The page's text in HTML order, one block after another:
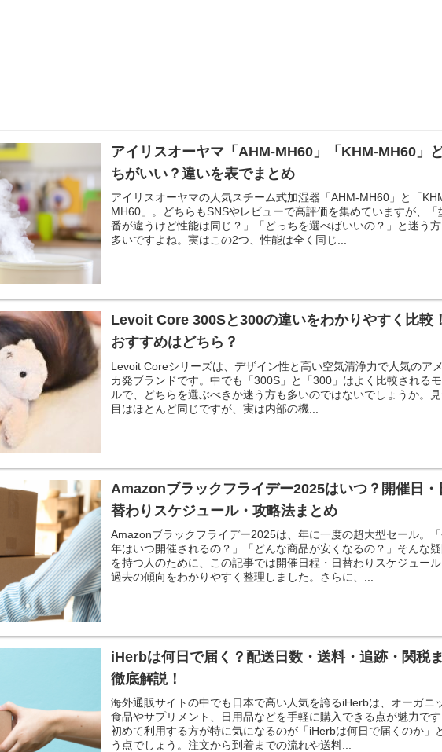
アイリスオーヤマ「AHM-MH60」「KHM-MH60」
ちがいい？違いを表でまとめ
アイリスオーヤマの人気スチーム式加湿器「AHM-MH60」と「
MH60」。どちらもSNSやレビューで高評価を集めていますが、「
番が違うけど性能は同じ？」「どっちを選べばいいの？」と迷う方
多いですよね。実はこの2つ、性能は全く同じ...
Levoit Core 300Sと300の違いをわかりやすく比較！
おすすめはどちら？
Levoit Coreシリーズは、デザイン性と高い空気清浄力で人気のア
カ発ブランドです。中でも「300S」と「300」はよく比較される
ルで、どちらを選ぶべきか迷う方も多いのではないでしょうか。見
目はほとんど同じですが、実は内部の機...
Amazonブラックフライデー2025はいつ？開催日・
替わりスケジュール・攻略法まとめ
Amazonブラックフライデー2025は、年に一度の超大型セール。
年はいつ開催されるの？」「どんな商品が安くなるの？」そんな疑
を持つ人のために、この記事では開催日程・日替わりスケジュール
過去の傾向をわかりやすく整理しました。さらに、...
iHerbは何日で届く？配送日数・送料・追跡・関税
徹底解説！
海外通販サイトの中でも日本で高い人気を誇るiHerbは、オーガニ
食品やサプリメント、日用品などを手軽に購入できる点が魅力です
初めて利用する方が特に気になるのが「iHerbは何日で届くのか」
う点でしょう。注文から到着までの流れや送料...